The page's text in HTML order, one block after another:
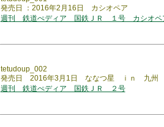
発売日 ：2016年2月16日 カシオペア
週刊 鉄道ぺディア 国鉄ＪＲ １号 カシオペ
tetudoup_002
発売日 2016年3月1日 ななつ星 ｉｎ 九州
週刊 鉄道ぺディア 国鉄ＪＲ ２号